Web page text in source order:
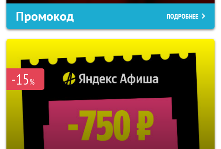
Промокод ПОДРОБНЕЕ
-15%